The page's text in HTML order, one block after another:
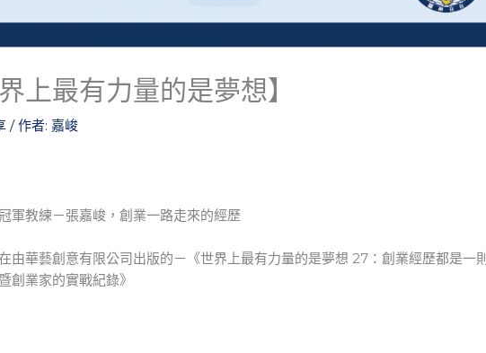
界上最有力量的是夢想】
/ 作者: 嘉峻
軍教練－張嘉峻，創業一路走來的經歷
由華藝創意有限公司出版的－《世界上最有力量的是夢想 27：創業經歷都是一則
創業家的實戰紀錄》